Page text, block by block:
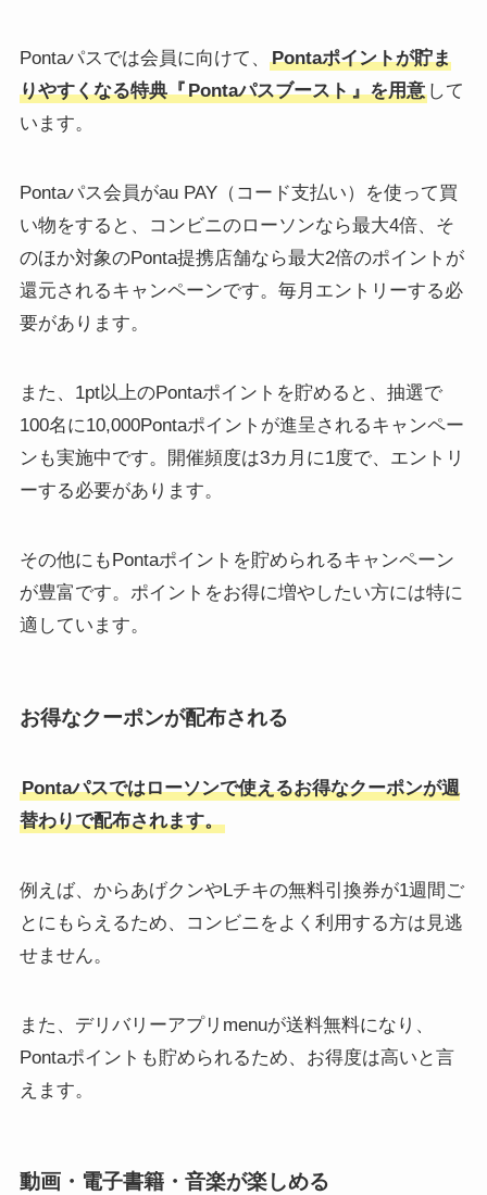
Pontaパスでは会員に向けて、
Pontaポイントが貯ま
りやすくなる特典『Pontaパスブースト』を用意して
います。
Pontaパス会員がau PAY（コード支払い）を使って買
い物をすると、コンビニのローソンなら最大4倍、そ
のほか対象のPonta提携店舗なら最大2倍のポイントが
還元されるキャンペーンです。毎月エントリーする必
要があります。
また、1pt以上のPontaポイントを貯めると、抽選で
100名に10,000Pontaポイントが進呈されるキャンペー
ンも実施中です。開催頻度は3カ月に1度で、エントリ
ーする必要があります。
その他にもPontaポイントを貯められるキャンペーン
が豊富です。ポイントをお得に増やしたい方には特に
適しています。
お得なクーポンが配布される
Pontaパスではローソンで使えるお得なクーポンが週
替わりで配布されます。
例えば、からあげクンやLチキの無料引換券が1週間ご
とにもらえるため、コンビニをよく利用する方は見逃
せません。
また、デリバリーアプリmenuが送料無料になり、
Pontaポイントも貯められるため、お得度は高いと言
えます。
動画・電子書籍・音楽が楽しめる